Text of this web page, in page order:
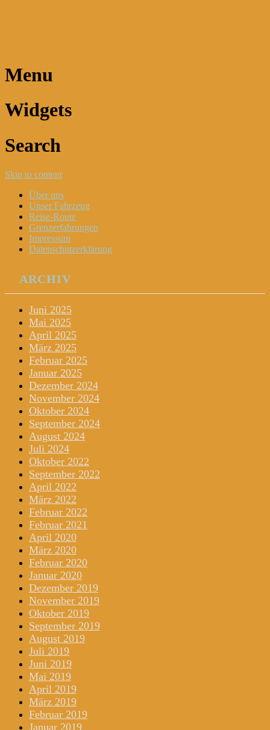
Menu
Widgets
Search
Skip to content
Über uns
Unser Fahrzeug
Reise-Route
Grenzerfahrungen
Impressum
Datenschutzerklärung
ARCHIV
Juni 2025
Mai 2025
April 2025
März 2025
Februar 2025
Januar 2025
Dezember 2024
November 2024
Oktober 2024
September 2024
August 2024
Juli 2024
Oktober 2022
September 2022
April 2022
März 2022
Februar 2022
Februar 2021
April 2020
März 2020
Februar 2020
Januar 2020
Dezember 2019
November 2019
Oktober 2019
September 2019
August 2019
Juli 2019
Juni 2019
Mai 2019
April 2019
März 2019
Februar 2019
Januar 2019